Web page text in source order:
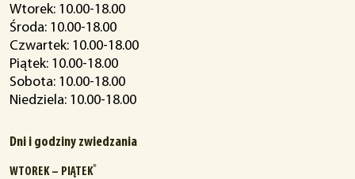
Wtorek: 10.00-18.00
Środa: 10.00-18.00
Czwartek: 10.00-18.00
Piątek: 10.00-18.00
Sobota: 10.00-18.00
Niedziela: 10.00-18.00
Dni i godziny zwiedzania
WTOREK – PIĄTEK*